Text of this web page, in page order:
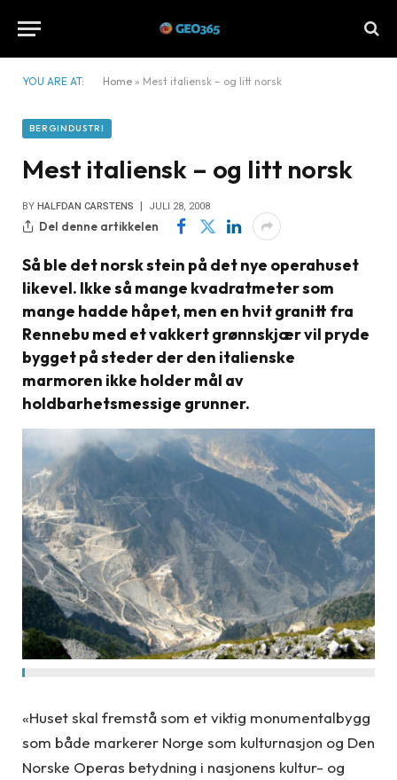
YOU ARE AT: Home » Mest italiensk – og litt norsk
BERGINDUSTRI
Mest italiensk – og litt norsk
BY HALFDAN CARSTENS JULI 28, 2008
Del denne artikkelen
Så ble det norsk stein på det nye operahuset
likevel. Ikke så mange kvadratmeter som
mange hadde håpet, men en hvit granitt fra
Rennebu med et vakkert grønnskjær vil pryde
bygget på steder der den italienske
marmoren ikke holder mål av
holdbarhetsmessige grunner.
«Huset skal fremstå som et viktig monumentalbygg
som både markerer Norge som kulturnasjon og Den
Norske Operas betydning i nasjonens kultur- og